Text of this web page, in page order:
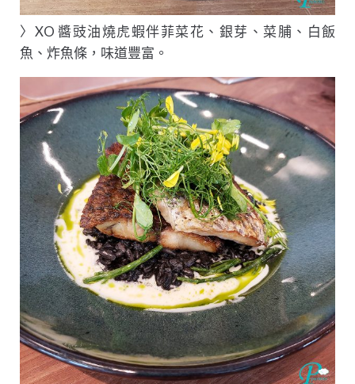
〉XO 醬豉油燒虎蝦伴菲菜花、銀芽、菜脯、白飯
魚、炸魚條，味道豐富。